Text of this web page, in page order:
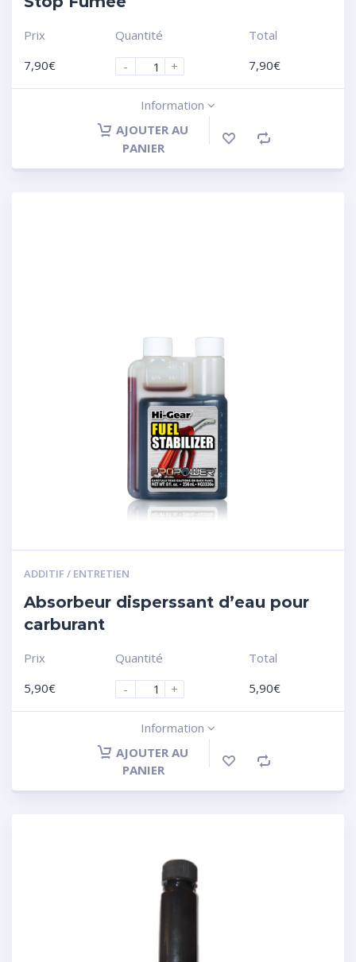
Prix
7,90€
Quantité
-
+
Total
7,90€
Information
AJOUTER AU
PANIER
ADDITIF / ENTRETIEN
Absorbeur disperssant d’eau pour
carburant
Prix
5,90€
Quantité
-
+
Total
5,90€
Information
AJOUTER AU
PANIER